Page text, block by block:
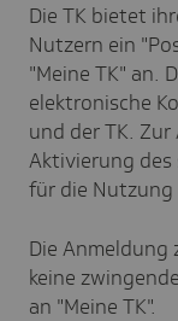
Die TK bietet
Nutzern ein
"Meine TK" an.
elektronische
und der TK.
Aktivierung des
für die Nutzung
Die Anmeldung
keine
an "Meine TK".